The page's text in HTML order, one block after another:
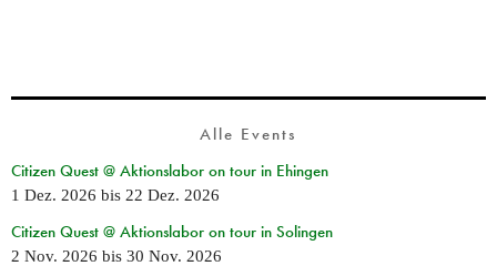
Alle Events
Citizen Quest @ Aktionslabor on tour in Ehingen
1 Dez. 2026 bis 22 Dez. 2026
Citizen Quest @ Aktionslabor on tour in Solingen
2 Nov. 2026 bis 30 Nov. 2026